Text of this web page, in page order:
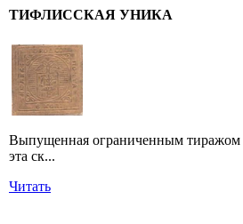
ТИФЛИССКАЯ УНИКА
Выпущенная ограниченным тиражом
эта ск...
Читать